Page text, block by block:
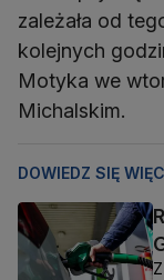
zależała od
kolejnych
Motyka we
Michalskim.
DOWIEDZ SIĘ